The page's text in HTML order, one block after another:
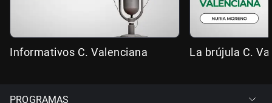
Informativos C. Valenciana La brújula C.
PROGRAMAS